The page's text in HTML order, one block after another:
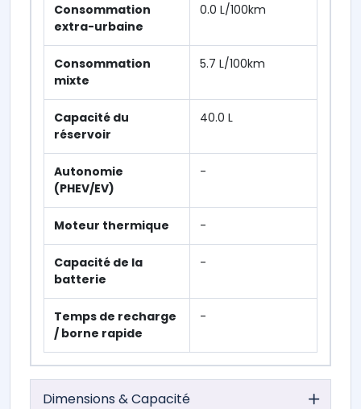
Consommation
extra-urbaine
0.0 L/100km
Consommation
mixte
5.7 L/100km
Capacité du
réservoir
40.0 L
Autonomie
(PHEV/EV)
-
Moteur thermique -
Capacité de la
batterie
-
Temps de recharge
/ borne rapide
-
Dimensions & Capacité